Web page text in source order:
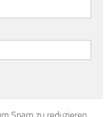
Spam zu reduzieren.